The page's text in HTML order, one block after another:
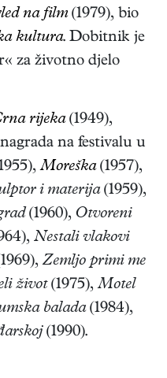
na film(1979), bio
kultura. Dobitnik je
za životno djelo
rijeka(1949),
na festivalu u
Moreška(1957),
i materija(1959),
(1960), Otvoreni
Nestali vlakovi
Zemljo primi me
život(1975),Motel
balada(1984),
(1990).